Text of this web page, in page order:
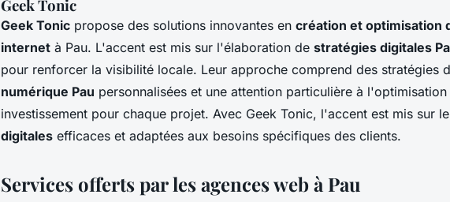
Geek Tonic
Geek Tonic propose des solutions innovantes en création et optimisation
internet à Pau. L'accent est mis sur l'élaboration de stratégies digitales
pour renforcer la visibilité locale. Leur approche comprend des stratégies
numérique Pau personnalisées et une attention particulière à
investissement pour chaque projet. Avec Geek Tonic, l'accent est mis sur
digitales efficaces et adaptées aux besoins spécifiques des clients.
Services offerts par les agences web à Pau